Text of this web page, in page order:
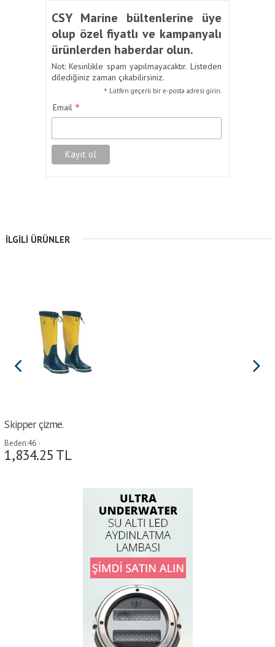
CSY Marine bültenlerine üye
olup özel fiyatlı ve kampanyalı
ürünlerden haberdar olun.
Not: Kesinlikle spam yapılmayacaktır. Listeden
dilediğiniz zaman çıkabilirsiniz.
* Lütfen geçerli bir e-posta adresi girin.
Email *
İLGILI ÜRÜNLER
Skipper çizme.
Beden:46 ·
1,834.25 TL